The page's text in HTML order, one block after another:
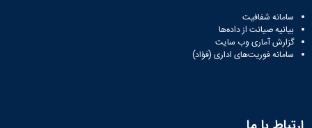
سامانه شفافیت
بیانیه صیانت از داده‌ها
گزارش آماری وب‌ سایت
سامانه فوریت‌های اداری (فؤاد)